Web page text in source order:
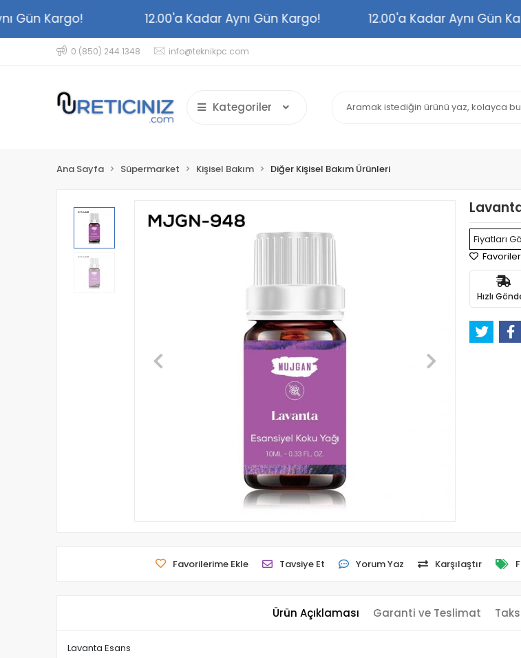
Gün Kargo! 12.00'a Kadar Aynı Gün Kargo! 12.00'a Kadar Aynı Gün
0 (850) 244 1348 info@teknikpc.com
Kategoriler
Ana Sayfa Süpermarket Kişisel Bakım Diğer Kişisel Bakım Ürünleri
Fiyatları
Hızlı
Favorilerime Ekle Tavsiye Et Yorum Yaz Karşılaştır
Ürün Açıklaması Garanti ve Teslimat
Lavanta Esans